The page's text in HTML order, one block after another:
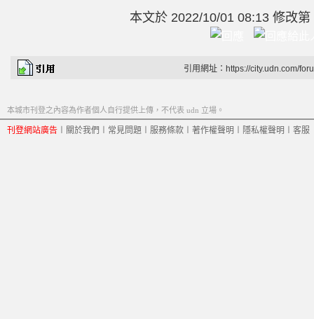
本文於 2022/10/01 08:13 修改第
引用網址：https://city.udn.com/
本城市刊登之內容為作者個人自行提供上傳，不代表 udn 立場。
刊登網站廣告 關於我們 常見問題 服務條款 著作權聲明 隱私權聲明 客服